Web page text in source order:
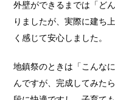
外壁ができるまでは「ど
りましたが、実際に建ち
く感じて安心しました。
地鎮祭のときは「こんな
んですが、完成してみた